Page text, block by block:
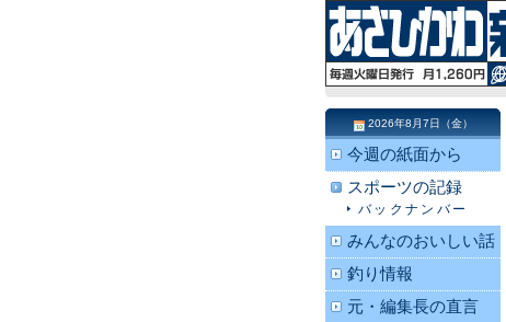
2026年8月7日（金）
今週の紙面から
スポーツの記録
バックナンバー
みんなのおいしい話
釣り情報
元・編集長の直言